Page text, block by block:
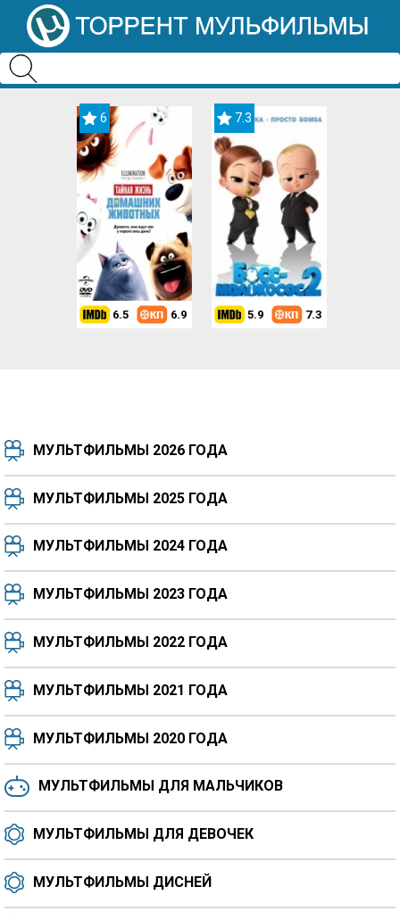
6
6.5 6.9
7.3
5.9 7.3
7.5 8.3
8.3
6.5 6.6
8.2
6.0 6.4
МУЛЬТФИЛЬМЫ 2026 ГОДА
МУЛЬТФИЛЬМЫ 2025 ГОДА
МУЛЬТФИЛЬМЫ 2024 ГОДА
МУЛЬТФИЛЬМЫ 2023 ГОДА
МУЛЬТФИЛЬМЫ 2022 ГОДА
МУЛЬТФИЛЬМЫ 2021 ГОДА
МУЛЬТФИЛЬМЫ 2020 ГОДА
МУЛЬТФИЛЬМЫ ДЛЯ МАЛЬЧИКОВ
МУЛЬТФИЛЬМЫ ДЛЯ ДЕВОЧЕК
МУЛЬТФИЛЬМЫ ДИСНЕЙ